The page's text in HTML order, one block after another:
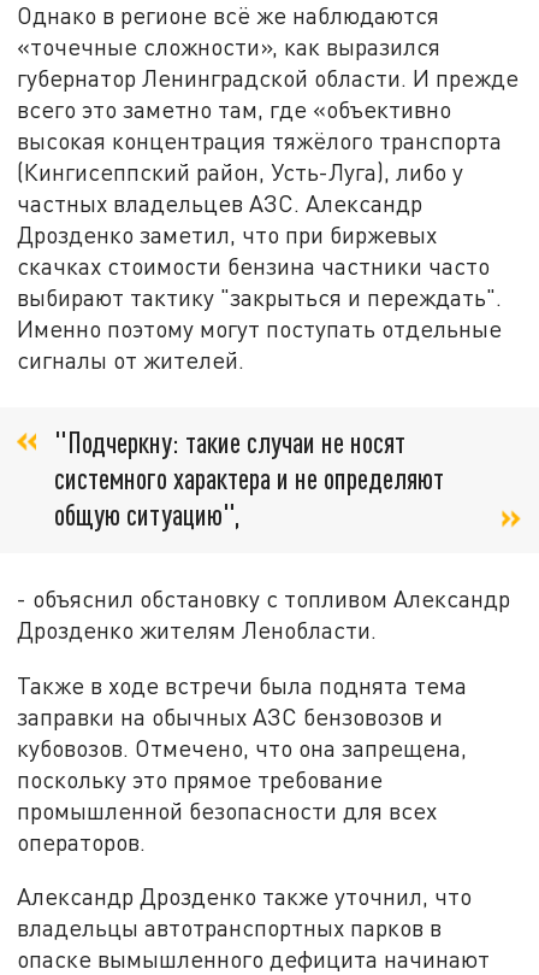
Однако в регионе всё же наблюдаются
«точечные сложности», как выразился
губернатор Ленинградской области. И прежде
всего это заметно там, где «объективно
высокая концентрация тяжёлого транспорта
(Кингисеппский район, Усть-Луга), либо у
частных владельцев АЗС. Александр
Дрозденко заметил, что при биржевых
скачках стоимости бензина частники часто
выбирают тактику "закрыться и переждать".
Именно поэтому могут поступать отдельные
сигналы от жителей.
"Подчеркну: такие случаи не носят
системного характера и не определяют
общую ситуацию",
- объяснил обстановку с топливом Александр
Дрозденко жителям Ленобласти.
Также в ходе встречи была поднята тема
заправки на обычных АЗС бензовозов и
кубовозов. Отмечено, что она запрещена,
поскольку это прямое требование
промышленной безопасности для всех
операторов.
Александр Дрозденко также уточнил, что
владельцы автотранспортных парков в
опаске вымышленного дефицита начинают